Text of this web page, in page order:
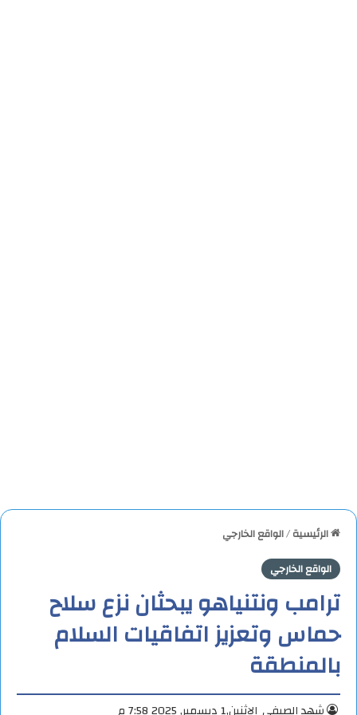
الرئيسية/الواقع الخارجي
الواقع الخارجي
ترامب ونتنياهو يبحثان نزع سلاح
حماس وتعزيز اتفاقيات السلام
بالمنطقة